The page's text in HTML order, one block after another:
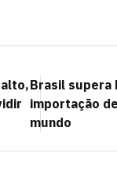
Brasil supera
importação
mundo